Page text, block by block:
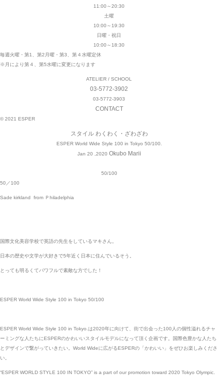
11:00～20:30
土曜
10:00～19:30
日曜・祝日
10:00～18:30
毎週火曜・第1、第2月曜・第3、第４水曜定休
※月により第４、第5水曜に変更になります
ATELIER / SCHOOL
03-5772-3902
03-5772-3903
CONTACT
© 2021 ESPER
スタイル わくわく・ざわざわ
ESPER World Wide Style 100 in Tokyo 50/100.
Jan 20 ,2020 Okubo Marii
50/100
50／100
Sade kirkland from Ｐhiladelphia
国際文化美容学校で英語の先生をしているマキさん。
日本の歴史や文学が大好きで5年近く日本に住んでいるそう。
とっても明るくてパワフルで素敵な方でした！
ESPER World Wide Style 100 in Tokyo 50/100
ESPER World Wide Style 100 in Tokyo.は2020年に向けて、街で出会った100人の個性溢れるチャ
ーミングな人たちにESPERのかわいいスタイルモデルになって頂く企画です。国際色豊かな人たち
とデザインで繋がっていきたい。World Wideに広がるESPERの「かわいい」をぜひお楽しみくださ
い。
“ESPER WORLD STYLE 100 IN TOKYO” is a part of our promotion toward 2020 Tokyo Olympic.